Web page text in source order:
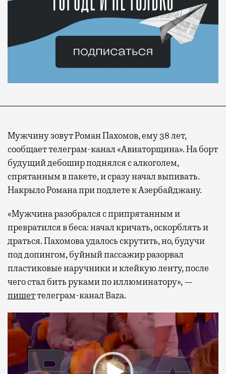
Мужчину зовут Роман Пахомов, ему 38 лет,
сообщает телеграм-канал «Авиаторщина». На борт
будущий дебошир поднялся с алкоголем,
спрятанным в пакете, и сразу начал выпивать.
Накрыло Романа при подлете к Азербайджану.
«Мужчина разобрался с припрятанным и
превратился в беса: начал кричать, оскорблять и
драться. Пахомова удалось скрутить, но, будучи
под допингом, буйный пассажир разорвал
пластиковые наручники и клейкую ленту, после
чего стал бить руками по иллюминатору», —
пишеттелеграм-канал Baza.
Видеоплеер